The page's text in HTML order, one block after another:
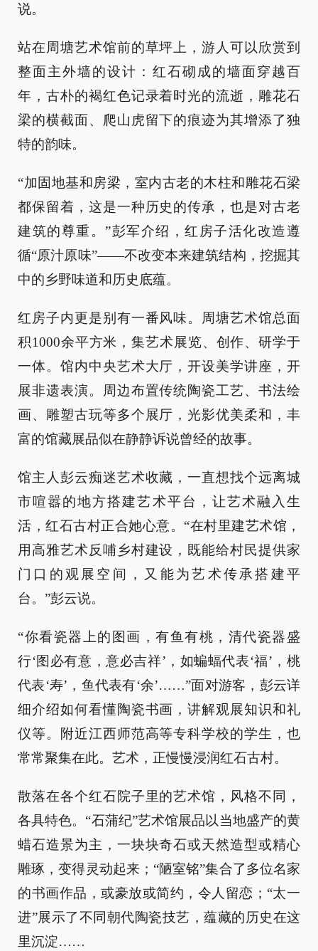
说。
站在周塘艺术馆前的草坪上，游人可以欣赏到
整面主外墙的设计：红石砌成的墙面穿越百
年，古朴的褐红色记录着时光的流逝，雕花石
梁的横截面、爬山虎留下的痕迹为其增添了独
特的韵味。
“加固地基和房梁，室内古老的木柱和雕花石梁
都保留着，这是一种历史的传承，也是对古老
建筑的尊重。”彭军介绍，红房子活化改造遵
循“原汁原味”——不改变本来建筑结构，挖掘其
中的乡野味道和历史底蕴。
红房子内更是别有一番风味。周塘艺术馆总面
积1000余平方米，集艺术展览、创作、研学于
一体。馆内中央艺术大厅，开设美学讲座，开
展非遗表演。周边布置传统陶瓷工艺、书法绘
画、雕塑古玩等多个展厅，光影优美柔和，丰
富的馆藏展品似在静静诉说曾经的故事。
馆主人彭云痴迷艺术收藏，一直想找个远离城
市喧嚣的地方搭建艺术平台，让艺术融入生
活，红石古村正合她心意。“在村里建艺术馆，
用高雅艺术反哺乡村建设，既能给村民提供家
门口的观展空间，又能为艺术传承搭建平
台。”彭云说。
“你看瓷器上的图画，有鱼有桃，清代瓷器盛
行‘图必有意，意必吉祥’，如蝙蝠代表‘福’，桃
代表‘寿’，鱼代表有‘余’……”面对游客，彭云详
细介绍如何看懂陶瓷书画，讲解观展知识和礼
仪等。附近江西师范高等专科学校的学生，也
常常聚集在此。艺术，正慢慢浸润红石古村。
散落在各个红石院子里的艺术馆，风格不同，
各具特色。“石蒲纪”艺术馆展品以当地盛产的黄
蜡石造景为主，一块块奇石或天然造型或精心
雕琢，变得灵动起来；“陋室铭”集合了多位名家
的书画作品，或豪放或简约，令人留恋；“太一
进”展示了不同朝代陶瓷技艺，蕴藏的历史在这
里沉淀……